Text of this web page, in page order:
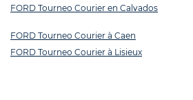
FORD Tourneo Courier en Calvados
FORD Tourneo Courier à Caen
FORD Tourneo Courier à Lisieux